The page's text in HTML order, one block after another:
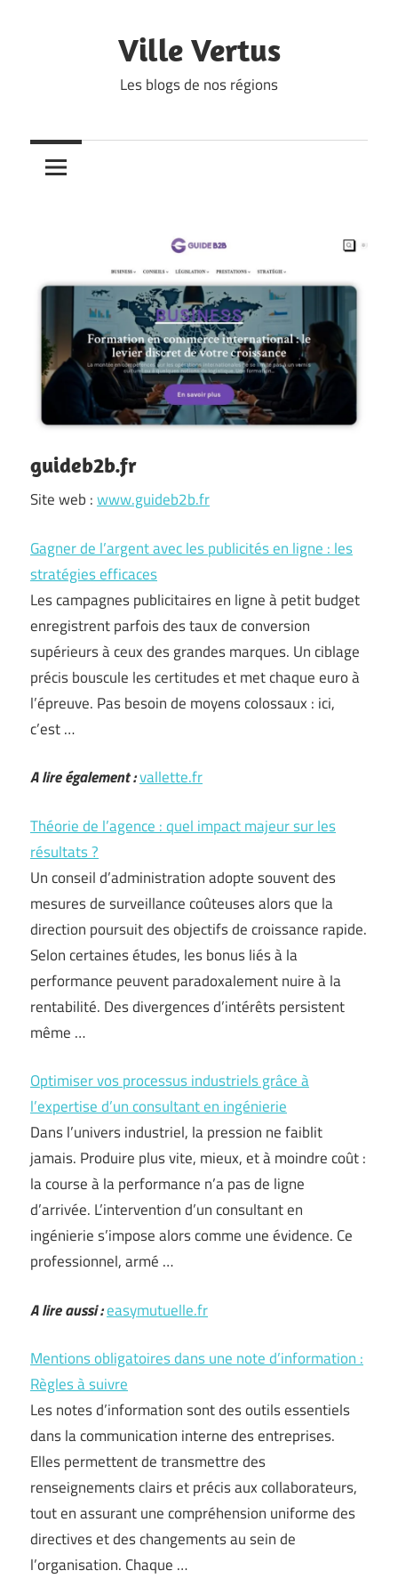
Ville Vertus
Les blogs de nos régions
guideb2b.fr
Site web :www.guideb2b.fr
Gagner de l’argent avec les publicités en ligne : les
stratégies efficaces
Les campagnes publicitaires en ligne à petit budget
enregistrent parfois des taux de conversion
supérieurs à ceux des grandes marques. Un ciblage
précis bouscule les certitudes et met chaque euro à
l’épreuve. Pas besoin de moyens colossaux : ici,
c’est …
A lire également :vallette.fr
Théorie de l’agence : quel impact majeur sur les
résultats ?
Un conseil d’administration adopte souvent des
mesures de surveillance coûteuses alors que la
direction poursuit des objectifs de croissance rapide.
Selon certaines études, les bonus liés à la
performance peuvent paradoxalement nuire à la
rentabilité. Des divergences d’intérêts persistent
même …
Optimiser vos processus industriels grâce à
l’expertise d’un consultant en ingénierie
Dans l’univers industriel, la pression ne faiblit
jamais. Produire plus vite, mieux, et à moindre coût :
la course à la performance n’a pas de ligne
d’arrivée. L’intervention d’un consultant en
ingénierie s’impose alors comme une évidence. Ce
professionnel, armé …
A lire aussi :easymutuelle.fr
Mentions obligatoires dans une note d’information :
Règles à suivre
Les notes d’information sont des outils essentiels
dans la communication interne des entreprises.
Elles permettent de transmettre des
renseignements clairs et précis aux collaborateurs,
tout en assurant une compréhension uniforme des
directives et des changements au sein de
l’organisation. Chaque …